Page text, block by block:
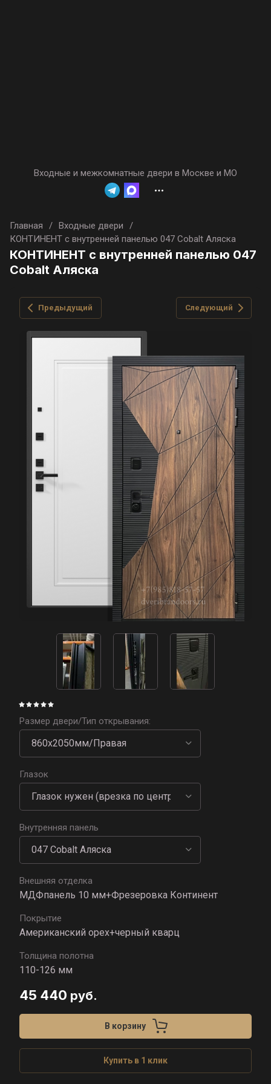
Входные и межкомнатные двери в Москве и МО
Главная / Входные двери
/
КОНТИНЕНТ с внутренней панелью 047 Cobalt Аляска
КОНТИНЕНТ с внутренней панелью 047
Cobalt Аляска
Предыдущий Следующий
Размер двери/Тип открывания:
Глазок
Внутренняя панель
Внешняя отделка
МДФпанель 10 мм+Фрезеровка Континент
Покрытие
Американский орех+черный кварц
Толщина полотна
110-126 мм
45 440 руб.
В корзину
Купить в 1 клик